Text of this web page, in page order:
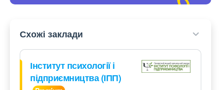
Схожі заклади
Інститут психології і
підприємництва (ІПП)